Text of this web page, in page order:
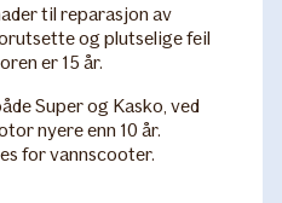
til reparasjon av
og plutselige feil
er 15 år.
Super og Kasko, ved
nyere enn 10 år.
for vannscooter.